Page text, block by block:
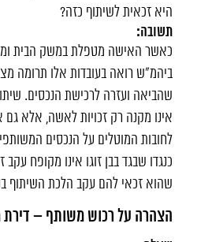
היא זכאית לשיתוף כזה?
תשובה:
כאשר האישה מטפלת במשק הבית
ביהמ"ש רואה בעובדות אלו תרומה
שהביאה ועזרה לרכישת הנכסים.
אינו מקנה רק זכויות לאשה, אלא
לחובות המוטלים על הנכסים
כנגדו שבגד בבן זוגו אינו מקופח עקב
שהוא זכאי להם עקב הלכת השיתוף
הצהרה על רכוש משותף – דירת